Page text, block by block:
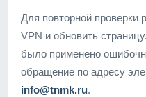
Для повторной проверки
VPN и обновить
было применено
обращение по адресу
info@tnmk.ru.